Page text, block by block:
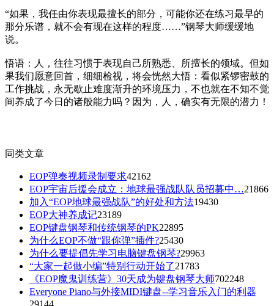
“如果，我任由你表现最擅长的部分，可能你还在练习最早的
那分乐谱，就不会有现在这样的程度……”钢琴大师缓缓地
说。
悟语：人，往往习惯于表现自己所熟悉、所擅长的领域。但如
果我们愿意回首，细细检视，将会恍然大悟：看似紧锣密鼓的
工作挑战，永无歇止难度渐升的环境压力，不也就在不知不觉
间养成了今日的诸般能力吗？因为，人，确实有无限的潜力！
同类文章
EOP弹奏视频录制要求42162
EOP宇宙后援会成立：地球最强战队队员招募中…21866
加入“EOP地球最强战队”的好处和方法19430
EOP大神养成记23189
EOP键盘钢琴和传统钢琴的PK22895
为什么EOP不做“跟你弹”插件?25430
为什么要提倡先学习电脑键盘钢琴?29963
“大家一起做小编”特别行动开始了21783
《EOP魔鬼训练营》30天成为键盘钢琴大师702248
Everyone Piano与外接MIDI键盘--学习音乐入门的利器
29144